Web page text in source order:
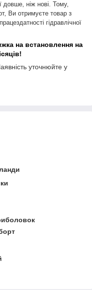
довше, ніж нові. Тому,
Ви отримуєте товар з
гідравлічної
на встановлення на
уточнюйте у